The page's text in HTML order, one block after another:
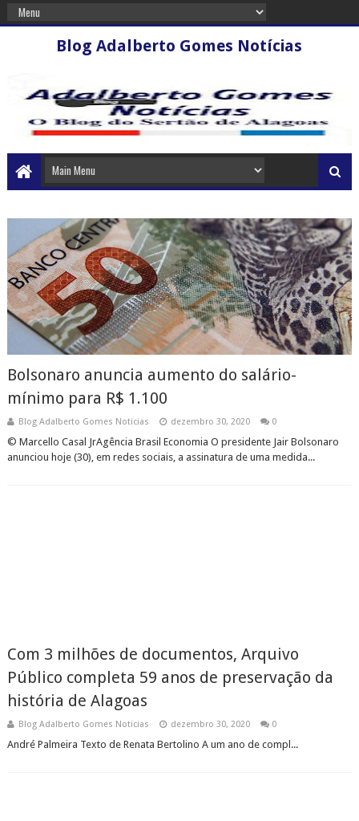
Blog Adalberto Gomes Notícias
Bolsonaro anuncia aumento do salário-
mínimo para R$ 1.100
Blog Adalberto Gomes Noticias dezembro 30, 2020 0
© Marcello Casal JrAgência Brasil Economia O presidente Jair Bolsonaro
anunciou hoje (30), em redes sociais, a assinatura de uma medida...
Com 3 milhões de documentos, Arquivo
Público completa 59 anos de preservação da
história de Alagoas
Blog Adalberto Gomes Noticias dezembro 30, 2020 0
André Palmeira Texto de Renata Bertolino A um ano de compl...